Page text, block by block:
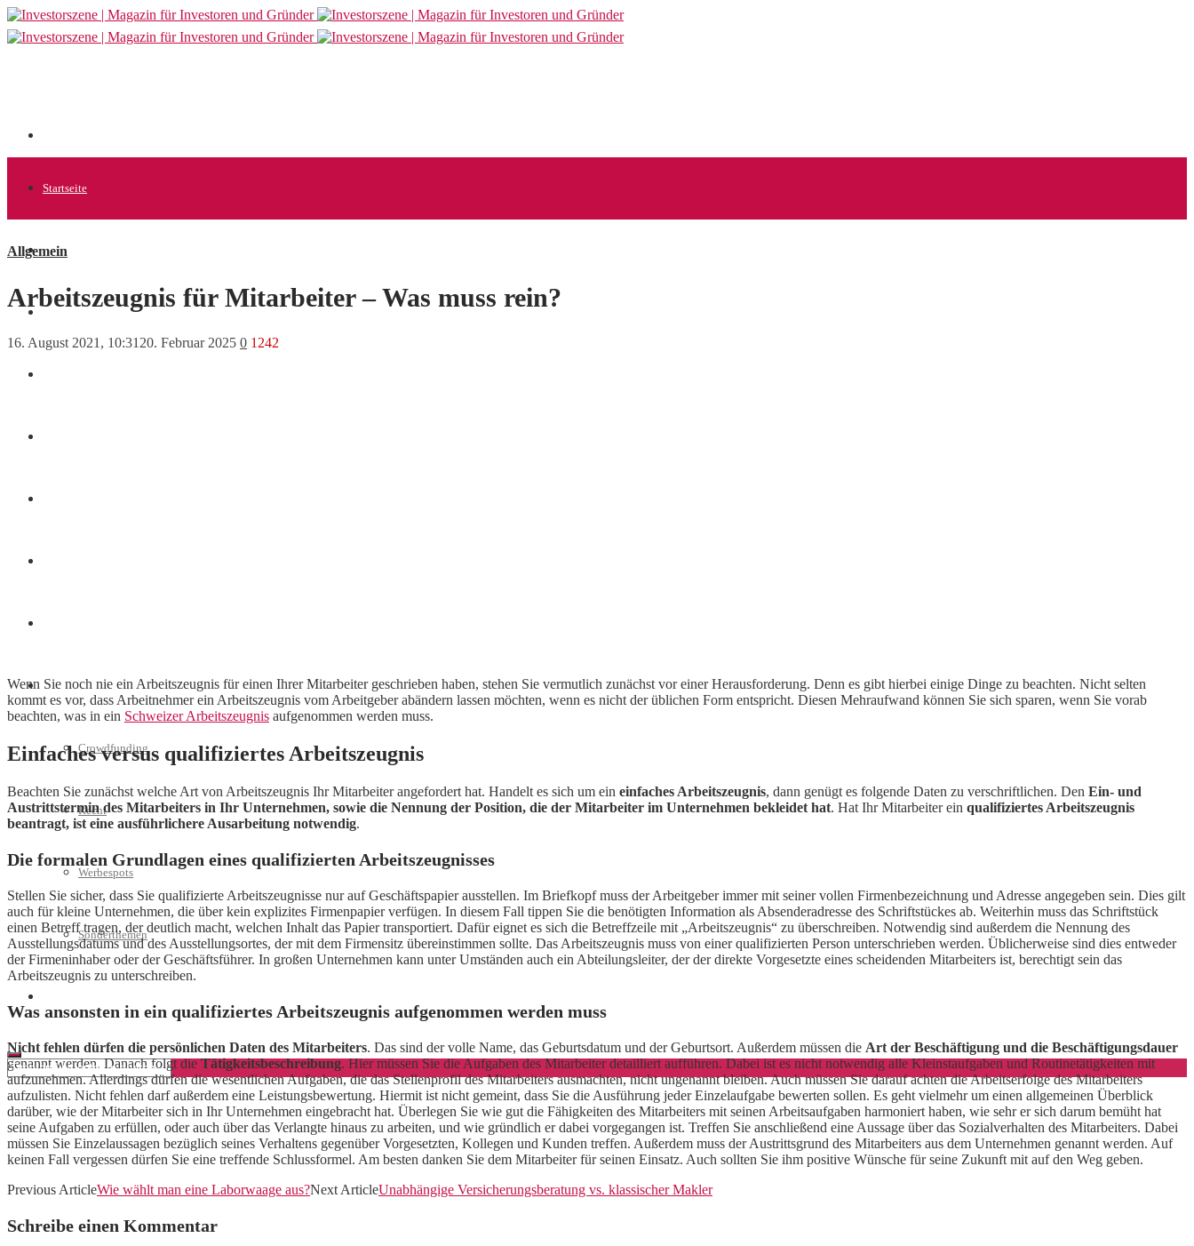
Startseite
Allgemein
Weitere
Crowdfunding
Recht
Werbespots
Sonderthemen
Allgemein
Arbeitszeugnis für Mitarbeiter – Was muss rein?
16. August 2021, 10:31 20. Februar 2025 0 1242
Wenn Sie noch nie ein Arbeitszeugnis für einen Ihrer Mitarbeiter geschrieben haben, stehen Sie vermutlich zunächst vor einer Herausforderung. Denn es gibt hierbei einige Dinge zu beachten. Nicht selten
kommt es vor, dass Arbeitnehmer ein Arbeitszeugnis vom Arbeitgeber abändern lassen möchten, wenn es nicht der üblichen Form entspricht. Diesen Mehraufwand können Sie sich sparen, wenn Sie vorab
beachten, was in ein Schweizer Arbeitszeugnis aufgenommen werden muss.
Einfaches versus qualifiziertes Arbeitszeugnis
Beachten Sie zunächst welche Art von Arbeitszeugnis Ihr Mitarbeiter angefordert hat. Handelt es sich um ein einfaches Arbeitszeugnis, dann genügt es folgende Daten zu verschriftlichen. Den Ein- und
Austrittstermin des Mitarbeiters in Ihr Unternehmen, sowie die Nennung der Position, die der Mitarbeiter im Unternehmen bekleidet hat. Hat Ihr Mitarbeiter ein qualifiziertes Arbeitszeugnis
beantragt, ist eine ausführlichere Ausarbeitung notwendig.
Die formalen Grundlagen eines qualifizierten Arbeitszeugnisses
Stellen Sie sicher, dass Sie qualifizierte Arbeitszeugnisse nur auf Geschäftspapier ausstellen. Im Briefkopf muss der Arbeitgeber immer mit seiner vollen Firmenbezeichnung und Adresse angegeben sein. Dies gilt
auch für kleine Unternehmen, die über kein explizites Firmenpapier verfügen. In diesem Fall tippen Sie die benötigten Information als Absenderadresse des Schriftstückes ab. Weiterhin muss das Schriftstück
einen Betreff tragen, der deutlich macht, welchen Inhalt das Papier transportiert. Dafür eignet es sich die Betreffzeile mit „Arbeitszeugnis“ zu überschreiben. Notwendig sind außerdem die Nennung des
Ausstellungsdatums und des Ausstellungsortes, der mit dem Firmensitz übereinstimmen sollte. Das Arbeitszeugnis muss von einer qualifizierten Person unterschrieben werden. Üblicherweise sind dies entweder
der Firmeninhaber oder der Geschäftsführer. In großen Unternehmen kann unter Umständen auch ein Abteilungsleiter, der der direkte Vorgesetzte eines scheidenden Mitarbeiters ist, berechtigt sein das
Arbeitszeugnis zu unterschreiben.
Was ansonsten in ein qualifiziertes Arbeitszeugnis aufgenommen werden muss
Nicht fehlen dürfen die persönlichen Daten des Mitarbeiters. Das sind der volle Name, das Geburtsdatum und der Geburtsort. Außerdem müssen die Art der Beschäftigung und die Beschäftigungsdauer
genannt werden. Danach folgt dieTätigkeitsbeschreibung. Hier müssen Sie die Aufgaben des Mitarbeiter detailliert aufführen. Dabei ist es nicht notwendig alle Kleinstaufgaben und Routinetätigkeiten mit
aufzunehmen. Allerdings dürfen die wesentlichen Aufgaben, die das Stellenprofil des Mitarbeiters ausmachten, nicht ungenannt bleiben. Auch müssen Sie darauf achten die Arbeitserfolge des Mitarbeiters
aufzulisten. Nicht fehlen darf außerdem eine Leistungsbewertung. Hiermit ist nicht gemeint, dass Sie die Ausführung jeder Einzelaufgabe bewerten sollen. Es geht vielmehr um einen allgemeinen Überblick
darüber, wie der Mitarbeiter sich in Ihr Unternehmen eingebracht hat. Überlegen Sie wie gut die Fähigkeiten des Mitarbeiters mit seinen Arbeitsaufgaben harmoniert haben, wie sehr er sich darum bemüht hat
seine Aufgaben zu erfüllen, oder auch über das Verlangte hinaus zu arbeiten, und wie gründlich er dabei vorgegangen ist. Treffen Sie anschließend eine Aussage über das Sozialverhalten des Mitarbeiters. Dabei
müssen Sie Einzelaussagen bezüglich seines Verhaltens gegenüber Vorgesetzten, Kollegen und Kunden treffen. Außerdem muss der Austrittsgrund des Mitarbeiters aus dem Unternehmen genannt werden. Auf
keinen Fall vergessen dürfen Sie eine treffende Schlussformel. Am besten danken Sie dem Mitarbeiter für seinen Einsatz. Auch sollten Sie ihm positive Wünsche für seine Zukunft mit auf den Weg geben.
Previous ArticleWie wählt man eine Laborwaage aus?Next ArticleUnabhängige Versicherungsberatung vs. klassischer Makler
Schreibe einen Kommentar